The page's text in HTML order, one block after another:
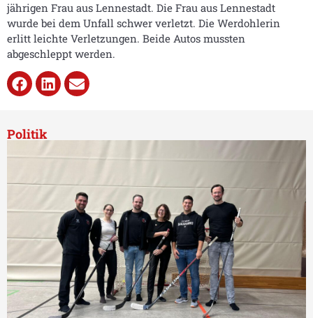
jährigen Frau aus Lennestadt. Die Frau aus Lennestadt
wurde bei dem Unfall schwer verletzt. Die Werdohlerin
erlitt leichte Verletzungen. Beide Autos mussten
abgeschleppt werden.
Politik